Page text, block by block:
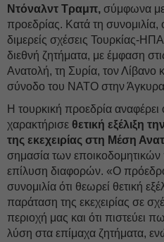
Ντόναλντ Τραμπ, σύμφωνα με
προεδρίας. Κατά τη συνομιλία,
διμερείς σχέσεις Τουρκίας-
διεθνή ζητήματα, με έμφαση
Ανατολή, τη Συρία, τον Λίβανο
σύνοδο του ΝΑΤΟ στην
Η τουρκική προεδρία αναφέρει
χαρακτήρισε θετική εξέλιξη
της εκεχειρίας στη Μέση
σημασία των
επίλυση διαφορών. «Ο
συνομιλία ότι θεωρεί θετική
παράταση της εκεχειρίας σε
περιοχή μας και ότι πιστεύει
λύση στα επίμαχα ζητήματα,